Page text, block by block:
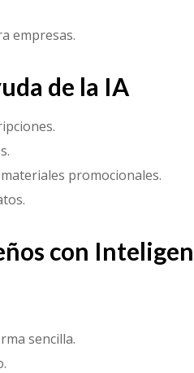
empresas.
de la IA
promocionales.
con
sencilla.